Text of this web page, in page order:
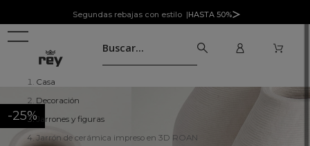
Segundas rebajas con estilo |HASTA 50%
Casa
Decoración
Jarrones y figuras
Jarrón de cerámica impreso en 3D ROAN
-25%